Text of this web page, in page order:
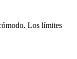
Los límites